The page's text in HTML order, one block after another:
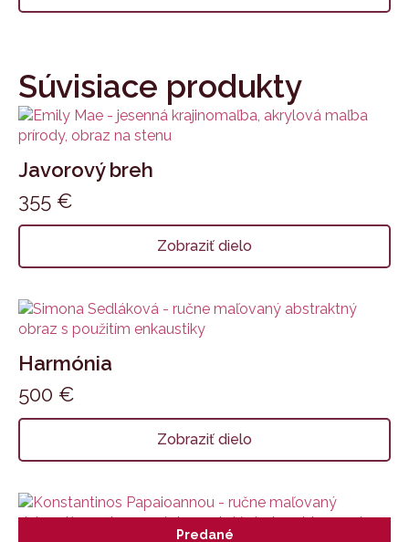
Súvisiace produkty
Javorový breh
355 €
Zobraziť dielo
Harmónia
500 €
Zobraziť dielo
Predané